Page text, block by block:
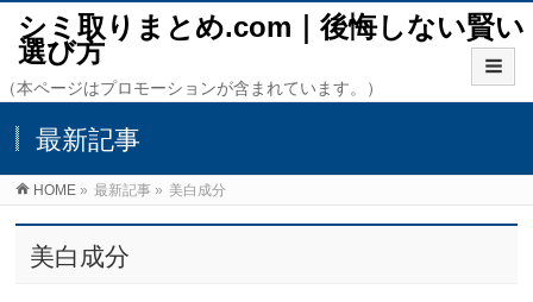
シミ取りまとめ.com｜後悔しない賢い
選び方
（本ページはプロモーションが含まれています。）
最新記事
HOME » 最新記事 » 美白成分
美白成分